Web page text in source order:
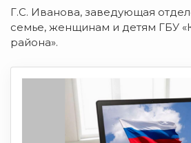
Г.С. Иванова, заведующая
семье, женщинам и детям ГБУ
района».